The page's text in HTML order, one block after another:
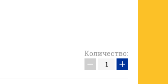
Количество:
− +